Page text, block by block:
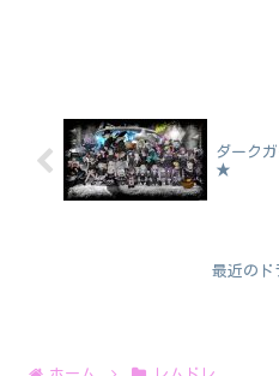
ダーク
★
最近の